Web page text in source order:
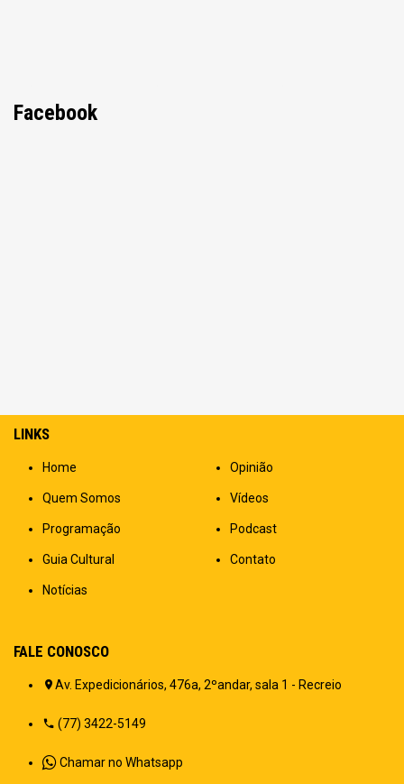
Facebook
LINKS
Home
Quem Somos
Programação
Guia Cultural
Notícias
Opinião
Vídeos
Podcast
Contato
FALE CONOSCO
Av. Expedicionários, 476a, 2ºandar, sala 1 - Recreio
(77) 3422-5149
Chamar no Whatsapp